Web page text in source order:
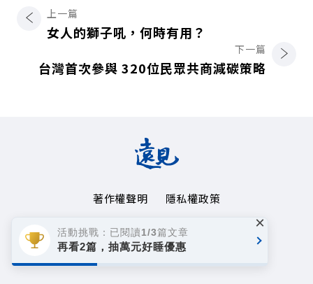
上一篇
女人的獅子吼，何時有用？
下一篇
台灣首次參與 320位民眾共商減碳策略
著作權聲明
隱私權政策
Copyright© 1999~2026
遠見天下文化事業群. All rights reserved.
活動挑戰：已閱讀1/3篇文章
再看2篇，抽萬元好睡優惠
×